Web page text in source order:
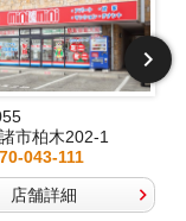
市柏木202-1
043-111
店舗詳細